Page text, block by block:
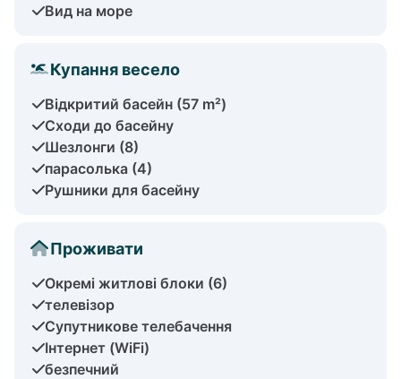
Вид на море
Купання весело
Відкритий басейн (57 m²)
Сходи до басейну
Шезлонги (8)
парасолька (4)
Рушники для басейну
Проживати
Окремі житлові блоки (6)
телевізор
Супутникове телебачення
Інтернет (WiFi)
безпечний